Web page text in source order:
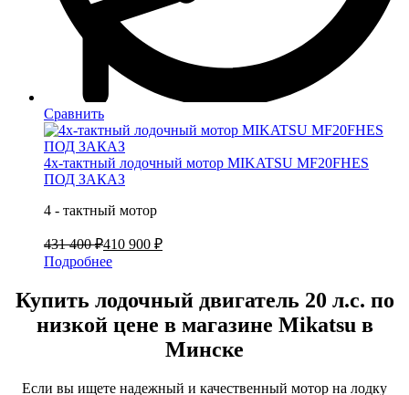
Сравнить
4х-тактный лодочный мотор MIKATSU MF20FHES
ПОД ЗАКАЗ
4 - тактный мотор
431 400 ₽410 900 ₽
Подробнее
Купить лодочный двигатель 20 л.с. по
низкой цене в магазине Mikatsu в
Минске
Если вы ищете надежный и качественный мотор на лодку